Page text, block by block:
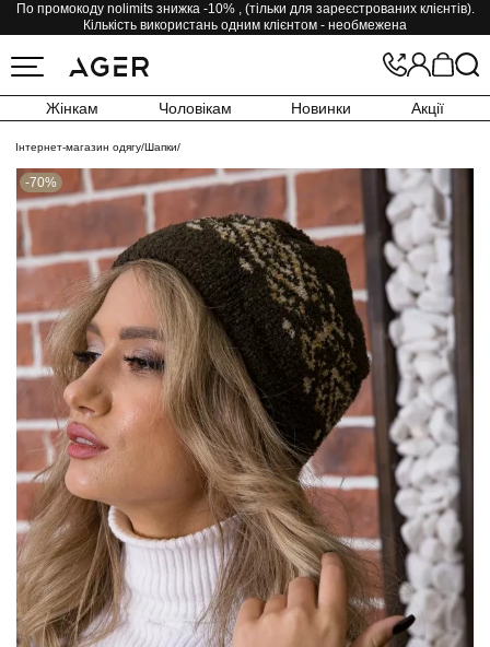
По промокоду nolimits знижка -10% , (тільки для зареєстрованих клієнтів).
Кількість використань одним клієнтом - необмежена
Жінкам Чоловікам Новинки Акції
Інтернет-магазин одягу/Шапки/
-70%